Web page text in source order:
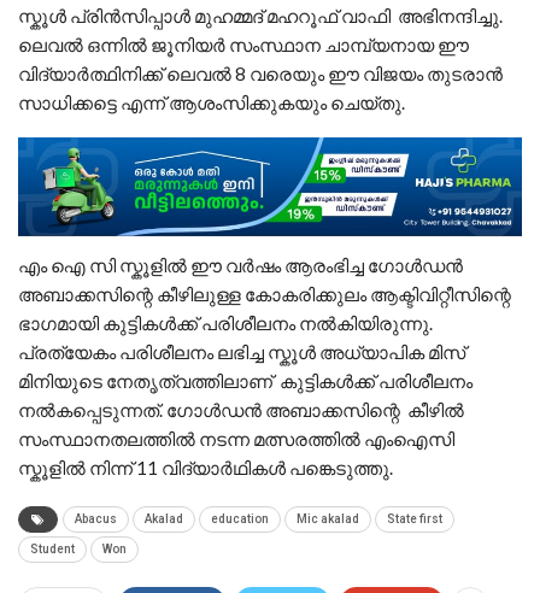
സ്കൂൾ പ്രിൻസിപ്പാൾ മുഹമ്മദ് മഹറൂഫ് വാഫി അഭിനന്ദിച്ചു.
ലെവൽ ഒന്നിൽ ജൂനിയർ സംസ്ഥാന ചാമ്പ്യനായ ഈ
വിദ്യാർത്ഥിനിക്ക് ലെവൽ 8 വരെയും ഈ വിജയം തുടരാൻ
സാധിക്കട്ടെ എന്ന് ആശംസിക്കുകയും ചെയ്തു.
എം ഐ സി സ്കൂളിൽ ഈ വർഷം ആരംഭിച്ച ഗോൾഡൻ
അബാക്കസിന്റെ കീഴിലുള്ള കോകരിക്കുലം ആക്ടിവിറ്റീസിന്റെ
ഭാഗമായി കുട്ടികൾക്ക് പരിശീലനം നൽകിയിരുന്നു.
പ്രത്യേകം പരിശീലനം ലഭിച്ച സ്കൂൾ അധ്യാപിക മിസ്
മിനിയുടെ നേതൃത്വത്തിലാണ് കുട്ടികൾക്ക് പരിശീലനം
നൽകപ്പെടുന്നത്. ഗോൾഡൻ അബാക്കസിന്റെ കീഴിൽ
സംസ്ഥാനതലത്തിൽ നടന്ന മത്സരത്തിൽ എംഐസി
സ്കൂളിൽ നിന്ന് 11 വിദ്യാർഥികൾ പങ്കെടുത്തു.
Abacus Akalad education Mic akalad State first
Student Won